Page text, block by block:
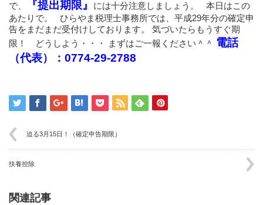
で、
『提出期限』
には十分注意しましょう。 本日はこの
あたりで。 ひらやま税理士事務所では、平成29年分の確定申
告をまだまだ受付けしております。 気づいたらもうすぐ期
限！ どうしよう・・・ まずはご一報ください＾＾ 電話
（代表）：0774-29-2788
迫る3月15日！（確定申告期限）
扶養控除
関連記事